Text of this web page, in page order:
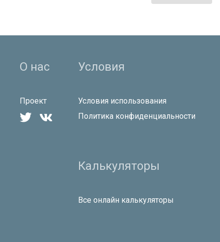
О нас
Проект
 
Условия
Условия использования
Политика конфиденциальности
Калькуляторы
Все онлайн калькуляторы